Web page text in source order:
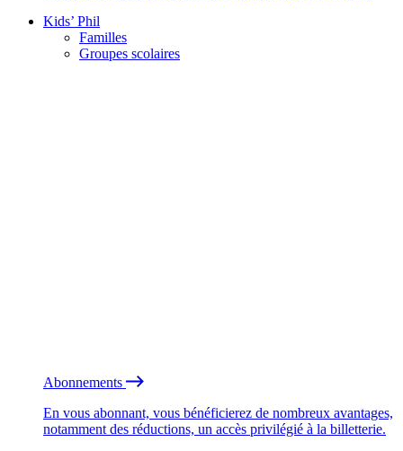
Kids’ Phil
Familles
Groupes scolaires
Abonnements
En vous abonnant, vous bénéficierez de nombreux avantages,
notamment des réductions, un accès privilégié à la billetterie.